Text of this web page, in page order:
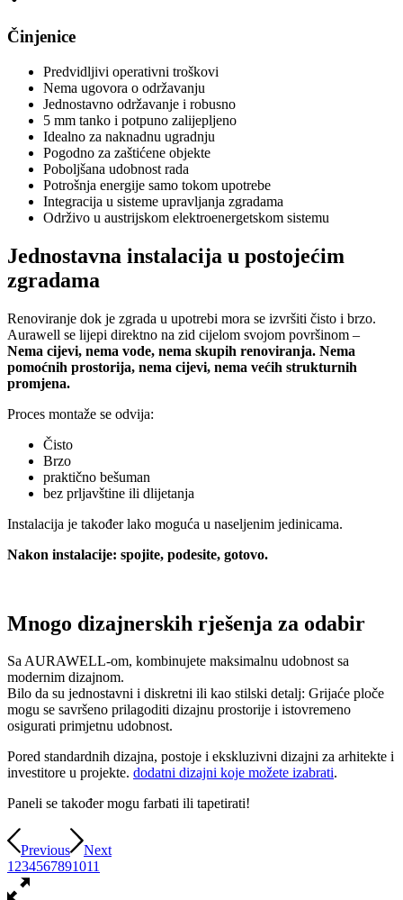
Činjenice
Predvidljivi operativni troškovi
Nema ugovora o održavanju
Jednostavno održavanje i robusno
5 mm tanko i potpuno zalijepljeno
Idealno za naknadnu ugradnju
Pogodno za zaštićene objekte
Poboljšana udobnost rada
Potrošnja energije samo tokom upotrebe
Integracija u sisteme upravljanja zgradama
Održivo u austrijskom elektroenergetskom sistemu
Jednostavna instalacija u postojećim
zgradama
Renoviranje dok je zgrada u upotrebi mora se izvršiti čisto i brzo.
Aurawell se lijepi direktno na zid cijelom svojom površinom –
Nema cijevi, nema vode, nema skupih renoviranja. Nema
pomoćnih prostorija, nema cijevi, nema većih strukturnih
promjena.
Proces montaže se odvija:
Čisto
Brzo
praktično bešuman
bez prljavštine ili dlijetanja
Instalacija je također lako moguća u naseljenim jedinicama.
Nakon instalacije: spojite, podesite, gotovo.
Mnogo dizajnerskih rješenja za odabir
Sa AURAWELL-om, kombinujete maksimalnu udobnost sa
modernim dizajnom.
Bilo da su jednostavni i diskretni ili kao stilski detalj: Grijaće ploče
mogu se savršeno prilagoditi dizajnu prostorije i istovremeno
osigurati primjetnu udobnost.
Pored standardnih dizajna, postoje i ekskluzivni dizajni za arhitekte i
investitore u projekte. dodatni dizajni koje možete izabrati.
Paneli se također mogu farbati ili tapetirati!
Previous
Next
1234567891011